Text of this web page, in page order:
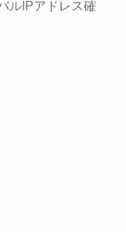
ルIPアドレス確